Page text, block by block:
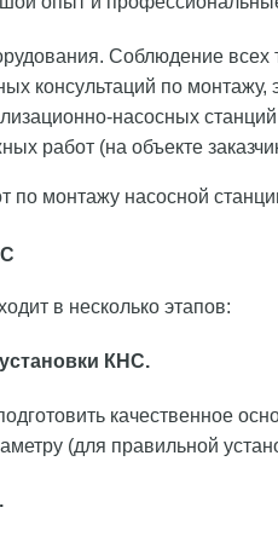
Соблюдение всех
консультаций по
насосных станций
работ (на объекте
монтажу насосной
в несколько этапов:
КНС.
качественное
(для правильной